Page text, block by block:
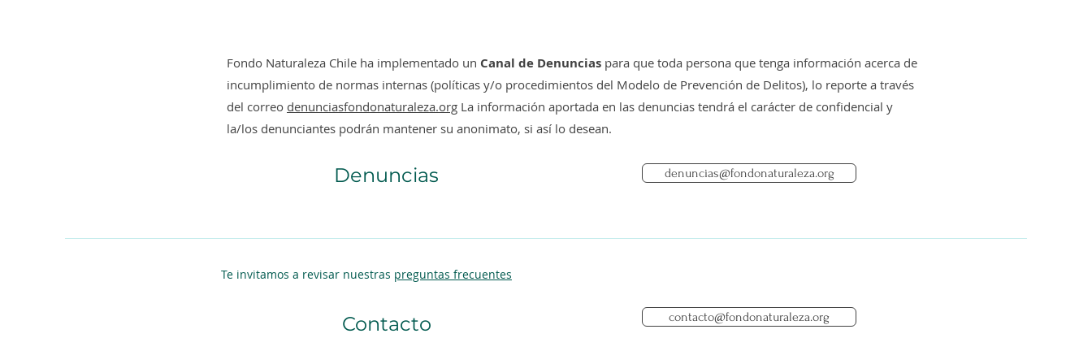
Fondo Naturaleza Chile ha implementado un Canal de Denuncias para que toda persona que tenga información acerca de
incumplimiento de normas internas (políticas y/o procedimientos del Modelo de Prevención de Delitos), lo reporte a través
del correo denunciasfondonaturaleza.org La información aportada en las denuncias tendrá el carácter de confidencial y
la/los denunciantes podrán mantener su anonimato, si así lo desean.
Denuncias denuncias@fondonaturaleza.org
Te invitamos a revisar nuestras preguntas frecuentes
Contacto contacto@fondonaturaleza.org